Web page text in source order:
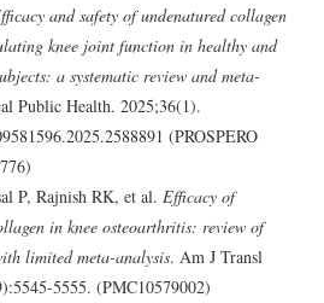
and safety of undenatured collagen
knee joint function in healthy and
a systematic review and meta-
Public Health. 2025;36(1).
(PROSPERO
P, Rajnish RK, et al. Efficacy of
in knee osteoarthritis: review of
limited meta-analysis. Am J Transl
5555. (PMC10579002)